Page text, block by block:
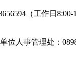
（工作日8:00-
人事管理处：